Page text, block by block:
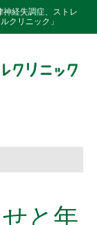
経失調症、ストレ
クリニック」
と年